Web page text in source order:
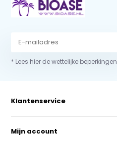
* Lees hier de wettelijke beperkingen
Klantenservice
Mijn account